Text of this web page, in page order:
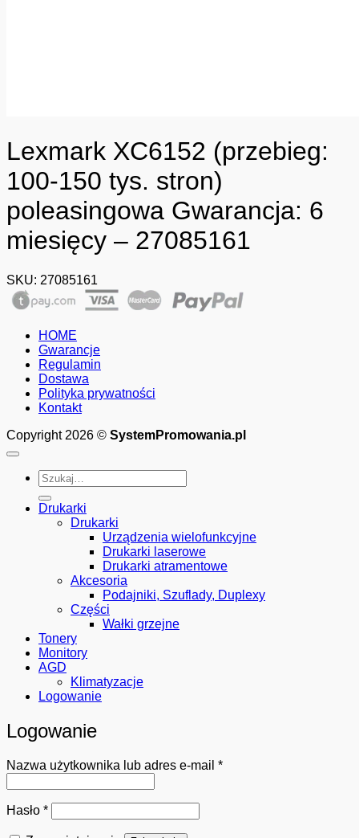
Lexmark XC6152 (przebieg:
100-150 tys. stron)
poleasingowa Gwarancja: 6
miesięcy – 27085161
SKU: 27085161
HOME
Gwarancje
Regulamin
Dostawa
Polityka prywatności
Kontakt
Copyright 2026 © SystemPromowania.pl
Szukaj:
Drukarki
Drukarki
Urządzenia wielofunkcyjne
Drukarki laserowe
Drukarki atramentowe
Akcesoria
Podajniki, Szuflady, Duplexy
Części
Wałki grzejne
Tonery
Monitory
AGD
Klimatyzacje
Logowanie
Logowanie
Nazwa użytkownika lub adres e-mail *Wymagane
Hasło *Wymagane